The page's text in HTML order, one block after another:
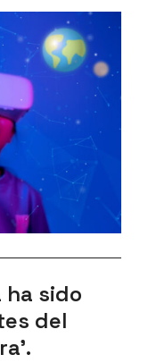
ha sido
del